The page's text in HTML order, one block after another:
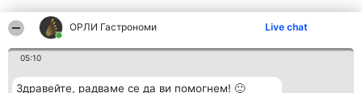
ОРЛИ Гастрономи Live chat
05:10
Здравейте, радваме се да ви помогнем! 🙂